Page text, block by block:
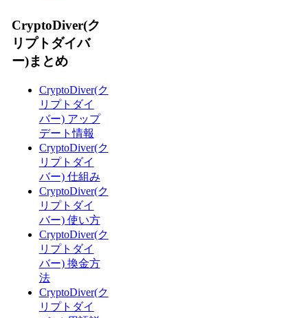
CryptoDiver(ク
リプトダイバ
ー)まとめ
CryptoDiver(ク
リプトダイ
バー) アップ
デート情報
CryptoDiver(ク
リプトダイ
バー) 仕組み
CryptoDiver(ク
リプトダイ
バー) 使い方
CryptoDiver(ク
リプトダイ
バー) 換金方
法
CryptoDiver(ク
リプトダイ